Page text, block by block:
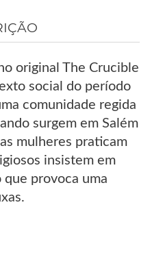
original The Crucible
social do período
comunidade regida
surgem em Salém
mulheres praticam
insistem em
provoca uma